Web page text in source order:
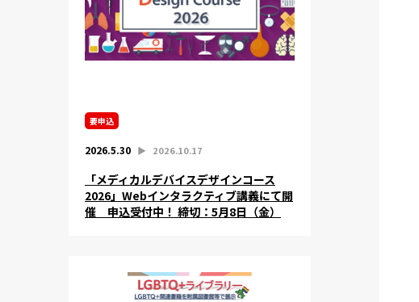
要申込
2026.5.30 ▶︎ 2026.10.17
「メディカルデバイスデザインコース
2026」Webインタラクティブ講義にて開
催 申込受付中！ 締切：5月8日（金）